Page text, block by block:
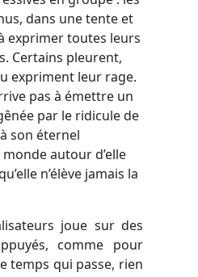
dans une tente et
exprimer toutes leurs
Certains pleurent,
expriment leur rage.
pas à émettre un
par le ridicule de
son éternel
autour d’elle
n’élève jamais la
joue sur des
comme pour
temps qui passe, rien